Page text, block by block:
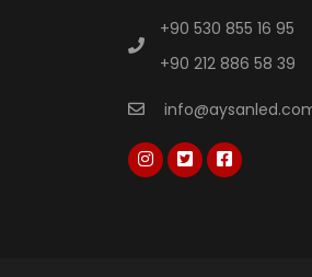
+90 530 855 16 95
+90 212 886 58 39